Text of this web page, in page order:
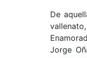
De
Jorge